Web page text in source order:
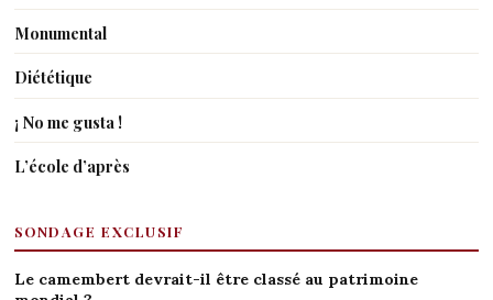
Monumental
Diététique
¡ No me gusta !
L’école d’après
SONDAGE EXCLUSIF
Le camembert devrait-il être classé au patrimoine